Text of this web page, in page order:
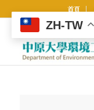
首頁
ZH-TW